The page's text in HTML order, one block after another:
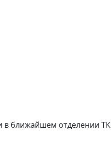
в ближайшем отделении ТК